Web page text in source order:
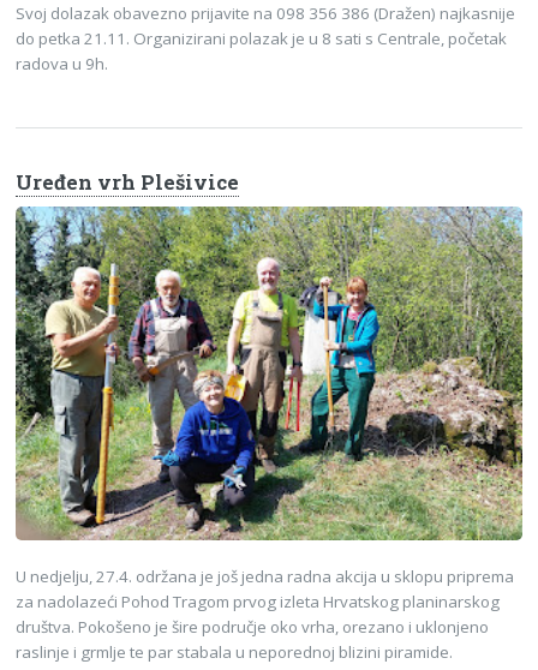
Svoj dolazak obavezno prijavite na 098 356 386 (Dražen) najkasnije
do petka 21.11. Organizirani polazak je u 8 sati s Centrale, početak
radova u 9h.
Uređen vrh Plešivice
U nedjelju, 27.4. održana je još jedna radna akcija u sklopu priprema
za nadolazeći Pohod Tragom prvog izleta Hrvatskog planinarskog
društva. Pokošeno je šire područje oko vrha, orezano i uklonjeno
raslinje i grmlje te par stabala u neporednoj blizini piramide.